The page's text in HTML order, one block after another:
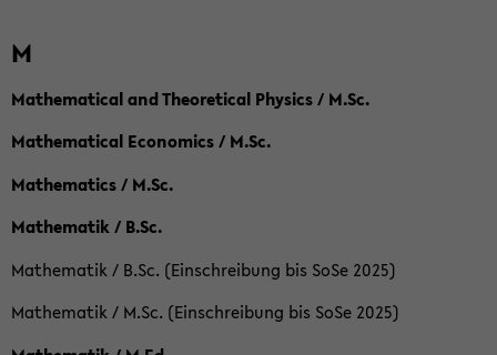
M
Mathematical and Theoretical Physics / M.Sc.
Mathematical Economics / M.Sc.
Mathematics / M.Sc.
Mathematik / B.Sc.
Mathematik / B.Sc. (Einschreibung bis SoSe 2025)
Mathematik / M.Sc. (Einschreibung bis SoSe 2025)